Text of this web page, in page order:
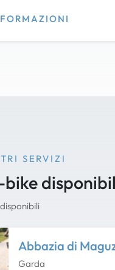
SERVIZI
Abbazia di
Garda